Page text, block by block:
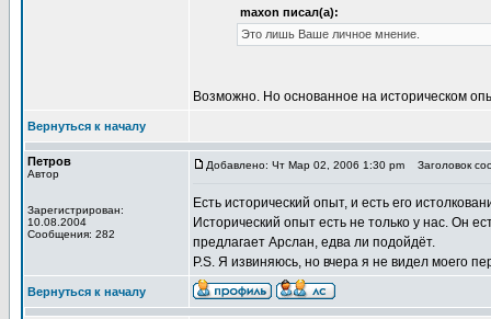
maxon писал(а):
Это лишь Ваше личное мнение.
Возможно. Но основанное на историческом
Вернуться к началу
Петров
Автор
Зарегистрирован:
10.08.2004
Сообщения: 282
Добавлено: Чт Мар 02, 2006 1:30 pm Заголовок
Есть исторический опыт, и есть его
Исторический опыт есть не только у нас. Он
предлагает Арслан, едва ли подойдёт.
P.S. Я извиняюсь, но вчера я не видел моего
Вернуться к началу